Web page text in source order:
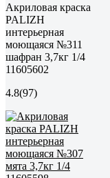
Акриловая краска
PALIZH
интерьерная
моющаяся №311
шафран 3,7кг 1/4
11605602
4.8(97)